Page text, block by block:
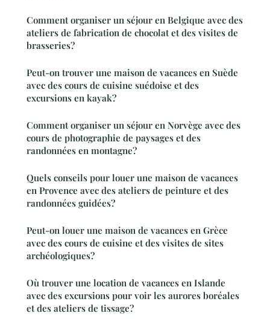
Comment organiser un séjour en Belgique avec des
ateliers de fabrication de chocolat et des visites de
brasseries?
Peut-on trouver une maison de vacances en Suède
avec des cours de cuisine suédoise et des
excursions en kayak?
Comment organiser un séjour en Norvège avec des
cours de photographie de paysages et des
randonnées en montagne?
Quels conseils pour louer une maison de vacances
en Provence avec des ateliers de peinture et des
randonnées guidées?
Peut-on louer une maison de vacances en Grèce
avec des cours de cuisine et des visites de sites
archéologiques?
Où trouver une location de vacances en Islande
avec des excursions pour voir les aurores boréales
et des ateliers de tissage?